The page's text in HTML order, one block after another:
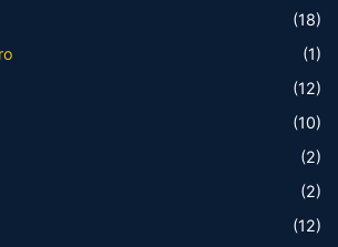
(18)
(1)
(12)
(10)
(2)
(2)
(12)